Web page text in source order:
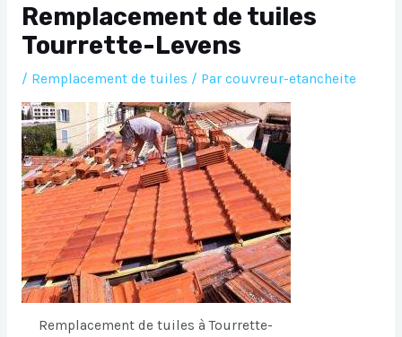
Remplacement de tuiles
Tourrette-Levens
/ Remplacement de tuiles / Par couvreur-etancheite
Remplacement de tuiles à Tourrette-